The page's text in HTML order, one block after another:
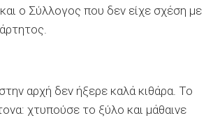
ο Σύλλογος που δεν είχε σχέση με
αρχή δεν ήξερε καλά κιθάρα. Το
χτυπούσε το ξύλο και μάθαινε